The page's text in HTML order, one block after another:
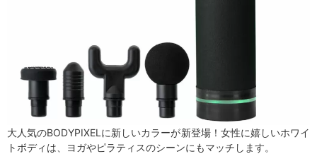
大人気のBODYPIXELに新しいカラーが新登場！女性に嬉しいホワイ
トボディは、ヨガやピラティスのシーンにもマッチします。